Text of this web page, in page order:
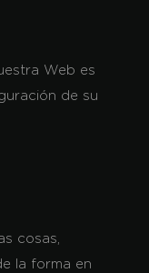
Web es
de su
cosas,
la forma en